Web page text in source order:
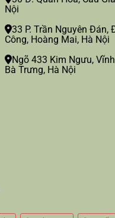
Nội
33 P. Trần Nguyên Đán,
Công, Hoàng Mai, Hà Nội
Ngõ 433 Kim Ngưu,
Bà Trưng, Hà Nội